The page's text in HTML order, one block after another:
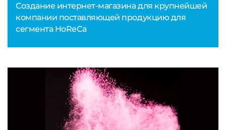
Создание интернет-магазина для крупнейшей
компании поставляющей продукцию для
сегмента HoReCa